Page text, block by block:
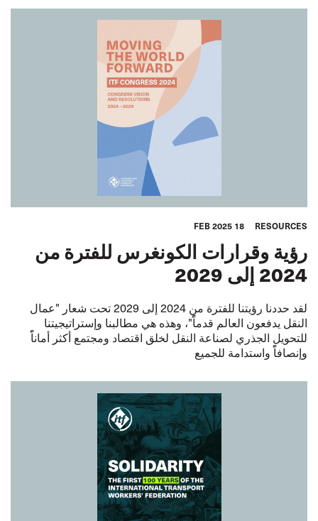
RESOURCES
18 FEB 2025
رؤية وقرارات الكونغرس للفترة من
2024 إلى 2029
لقد حددنا رؤيتنا للفترة من 2024 إلى 2029 تحت شعار "عمال
النقل يدفعون العالم قدماًً"، وهذه هي مطالبنا وإستراتيجيتنا
للتحويل الجذري لصناعة النقل لخلق اقتصاد ومجتمع أكثر أماناًً
وإنصافاًً واستدامة للجميع